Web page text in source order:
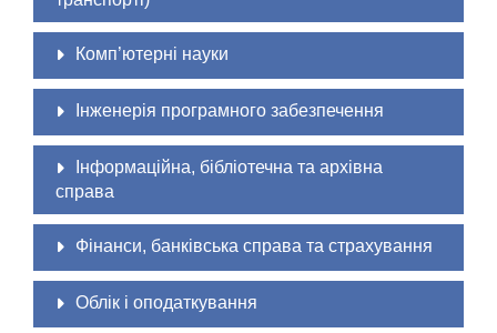
Комп’ютерні науки
Інженерія програмного забезпечення
Інформаційна, бібліотечна та архівна
справа
Фінанси, банківська справа та страхування
Облік і оподаткування